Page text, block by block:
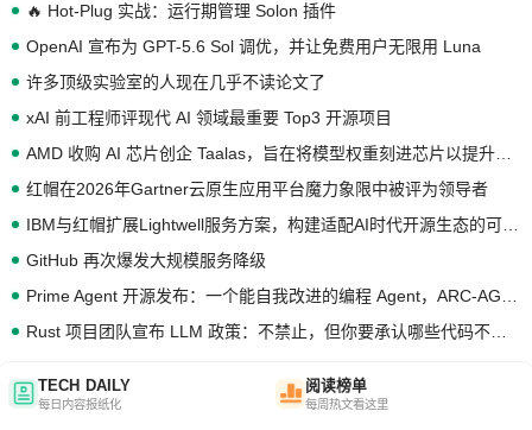
🔥 Hot-Plug 实战：运行期管理 Solon 插件
OpenAI 宣布为 GPT-5.6 Sol 调优，并让免费用户无限用 Luna
许多顶级实验室的人现在几乎不读论文了
xAI 前工程师评现代 AI 领域最重要 Top3 开源项目
红帽在2026年Gartner云原生应用平台魔力象限中被评为领导者
GitHub 再次爆发大规模服务降级
TECH DAILY
每日内容报纸化
阅读榜单
每周热文看这里